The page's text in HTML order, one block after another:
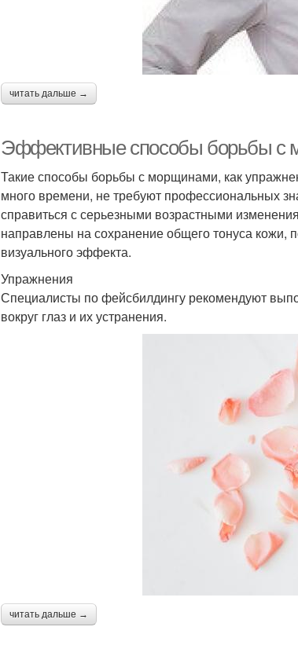
читать дальше →
Эффективные способы борьбы с
Такие способы борьбы с морщинами, как
много времени, не требуют профессиональных
справиться с серьезными возрастными
направлены на сохранение общего тонуса кожи,
визуального эффекта.
Упражнения
Специалисты по фейсбилдингу рекомендуют
вокруг глаз и их устранения.
читать дальше →